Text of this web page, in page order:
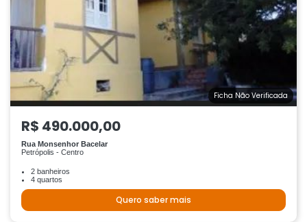
Ficha Não Verificada
R$ 490.000,00
Rua Monsenhor Bacelar
Petrópolis - Centro
2 banheiros
4 quartos
Quero saber mais